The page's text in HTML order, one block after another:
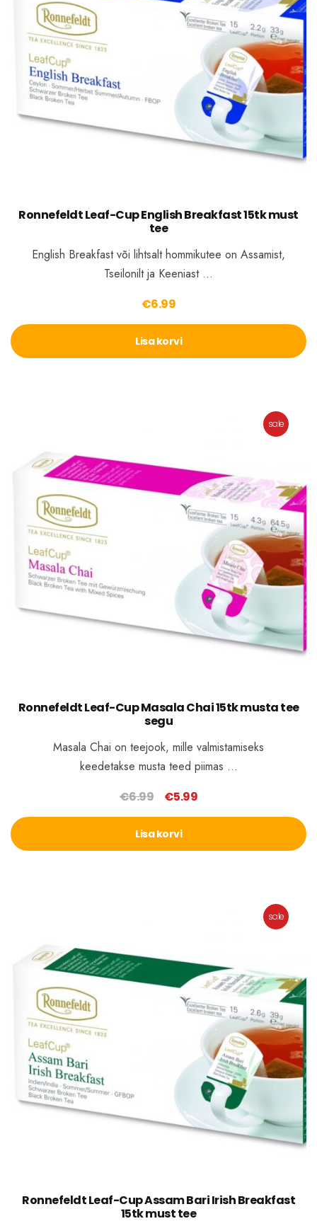
Ronnefeldt Leaf-Cup English Breakfast 15tk must
tee
English Breakfast või lihtsalt hommikutee on Assamist,
Tseilonilt ja Keeniast …
€6.99
Lisa korvi
sale
Ronnefeldt Leaf-Cup Masala Chai 15tk musta tee
segu
Masala Chai on teejook, mille valmistamiseks
keedetakse musta teed piimas …
€6.99
Algne
hind
oli:
€6.99.
€5.99
hind
€5.99.
Lisa korvi
sale
Ronnefeldt Leaf-Cup Assam Bari Irish Breakfast
15tk must tee